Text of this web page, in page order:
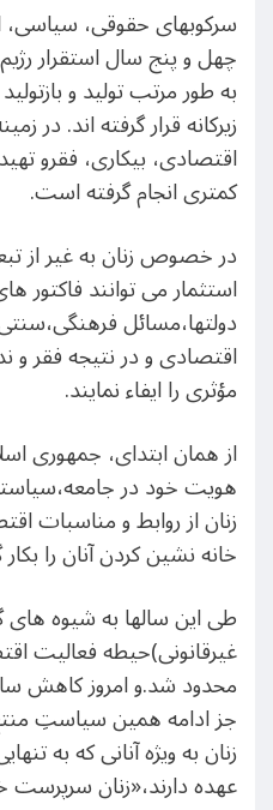
سرکوبهای حقوقی،
چهل و پنج سال استقرار
به طور مرتب تولید و
زیرکانه قرار گرفته اند.
اقتصادی، بیکاری، فقرو
کمتری انجام گرفته است.
در خصوص زنان به غیر از
استثمار می توانند
دولتها،مسائل
اقتصادی و در نتیجه فقر و
مؤثری را ایفاء نمایند.
از همان ابتدای، جمهوری
هویت خود در
زنان از روابط و مناسبات
خانه نشین کردن آنان را
طی این سالها به شیوه های
غیرقانونی)حیطه فعالیت
محدود شد.و امروز کاهش
جز ادامه همین سیاستِ
زنان به ویژه آنانی که به
عهده دارند،«زنان سرپرست